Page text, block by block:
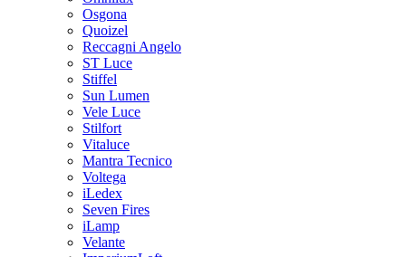
Osgona
Quoizel
Reccagni Angelo
ST Luce
Stiffel
Sun Lumen
Vele Luce
Stilfort
Vitaluce
Mantra Tecnico
Voltega
iLedex
Seven Fires
iLamp
Velante